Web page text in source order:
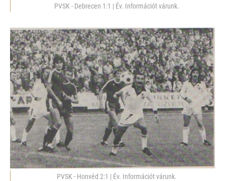
PVSK - Debrecen 1:1 | Év. Információt várunk.
PVSK - Honvéd 2:1 | Év. Információt várunk.